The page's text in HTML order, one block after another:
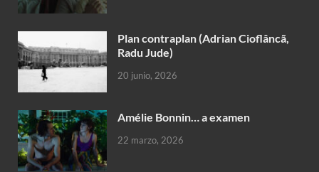
Plan contraplan (Adrian Cioflâncã,
Radu Jude)
20 junio, 2026
Amélie Bonnin… a examen
22 marzo, 2026